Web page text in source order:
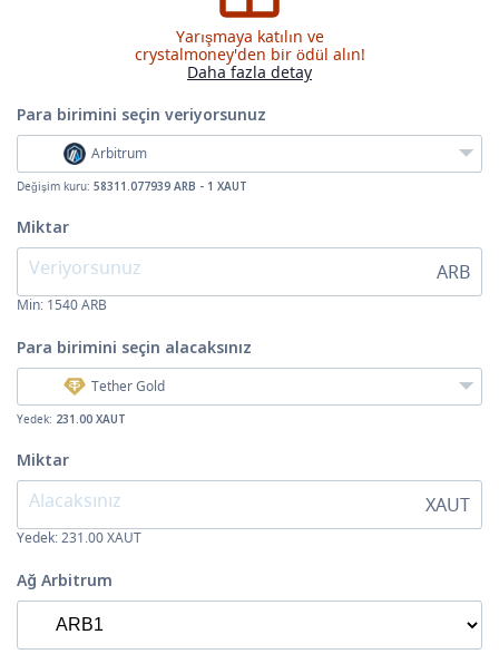
Yarışmaya katılın ve
crystalmoney'den bir ödül alın!
Daha fazla detay
Para birimini seçin veriyorsunuz
Arbitrum
Değişim kuru: 58311.077939 ARB - 1 XAUT
Miktar
ARB
Min: 1540ARB
Para birimini seçin alacaksınız
Tether Gold
Yedek: 231.00 XAUT
Miktar
XAUT
Yedek: 231.00 XAUT
Ağ Arbitrum